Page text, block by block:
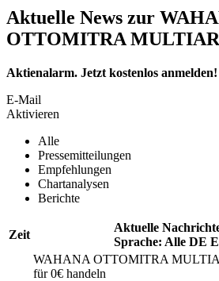
Aktuelle News zur
OTTOMITRA
Aktienalarm. Jetzt kostenlos anmelden!
E-Mail
Aktivieren
Alle
Pressemitteilungen
Empfehlungen
Chartanalysen
Berichte
Zeit
Aktuelle
Sprache: Alle DE
WAHANA OTTOMITRA
für 0€ handeln